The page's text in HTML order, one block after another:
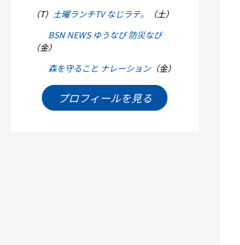
（T） 土曜ランチTV なじラテ。
（土）
BSN NEWS ゆうなび 防災なび
（金）
森を守ること ナレーション（金）
プロフィールを見る